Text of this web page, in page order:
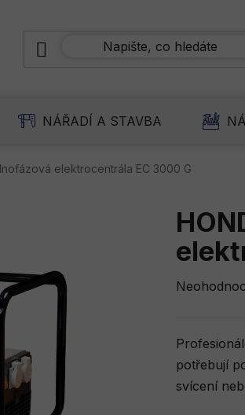
NÁŘADÍ A STAVBA
elektrocentrála EC 3000 G
Průměrné
je
0,0
z
potřebují
svícení